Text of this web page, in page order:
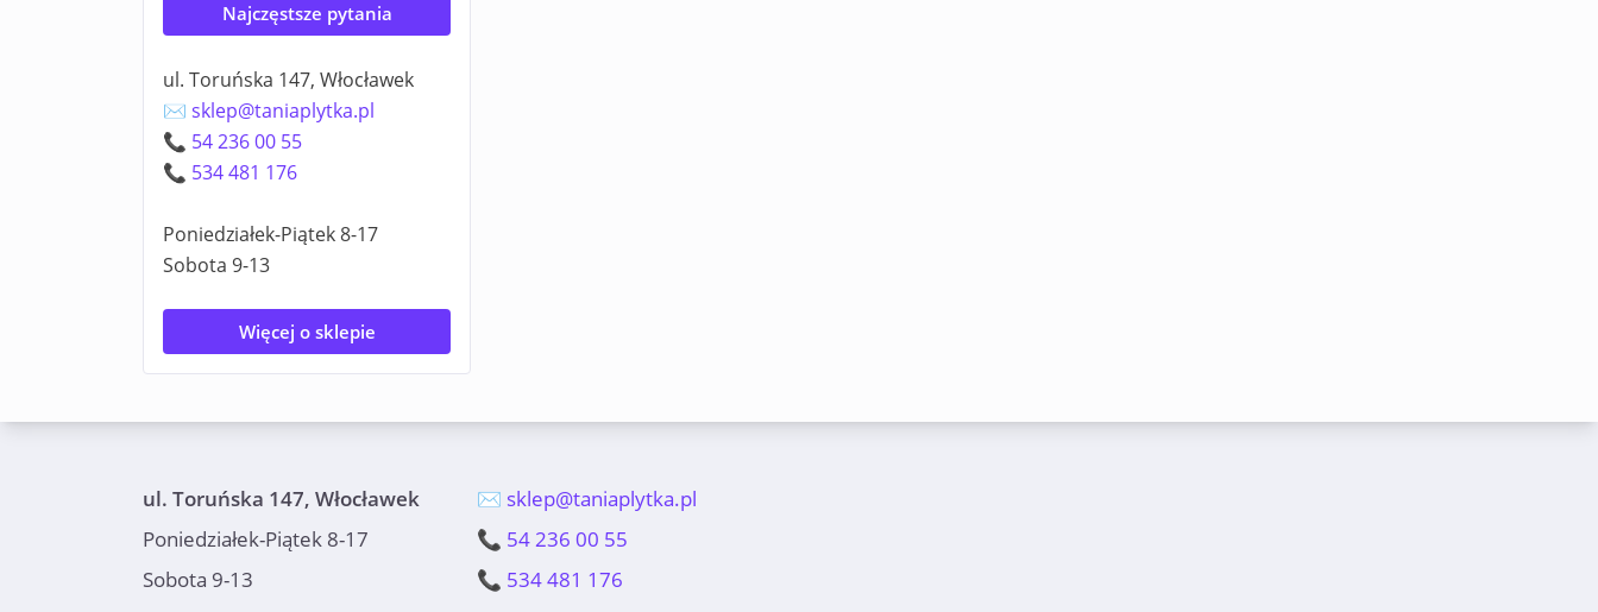
Najczęstsze pytania
ul. Toruńska 147, Włocławek
✉️ sklep@taniaplytka.pl
📞 54 236 00 55
📞 534 481 176
Poniedziałek-Piątek 8-17
Sobota 9-13
Więcej o sklepie
ul. Toruńska 147, Włocławek
Poniedziałek-Piątek 8-17
Sobota 9-13
✉️ sklep@taniaplytka.pl
📞 54 236 00 55
📞 534 481 176